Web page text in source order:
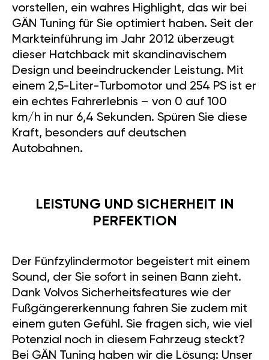
vorstellen, ein wahres Highlight, das wir bei
GÄN Tuning für Sie optimiert haben. Seit der
Markteinführung im Jahr 2012 überzeugt
dieser Hatchback mit skandinavischem
Design und beeindruckender Leistung. Mit
einem 2,5-Liter-Turbomotor und 254 PS ist er
ein echtes Fahrerlebnis – von 0 auf 100
km/h in nur 6,4 Sekunden. Spüren Sie diese
Kraft, besonders auf deutschen
Autobahnen.
LEISTUNG UND SICHERHEIT IN
PERFEKTION
Der Fünfzylindermotor begeistert mit einem
Sound, der Sie sofort in seinen Bann zieht.
Dank Volvos Sicherheitsfeatures wie der
Fußgängererkennung fahren Sie zudem mit
einem guten Gefühl. Sie fragen sich, wie viel
Potenzial noch in diesem Fahrzeug steckt?
Bei GÄN Tuning haben wir die Lösung: Unser